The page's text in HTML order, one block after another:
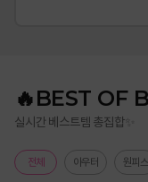
🔥BEST OF
실시간 베스트템 총집합✨
전체 아우터 원피스